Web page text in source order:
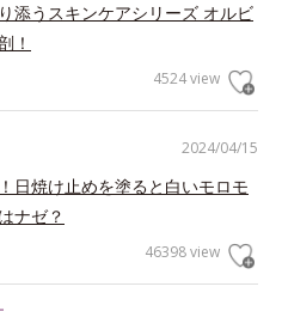
添うスキンケアシリーズ オルビ
！
4524 view
2024/04/15
日焼け止めを塗ると白いモロモ
ナゼ？
46398 view